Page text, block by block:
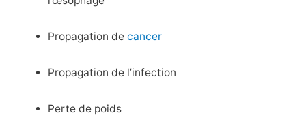
Propagation decancer
Propagation de l’infection
Perte de poids